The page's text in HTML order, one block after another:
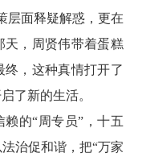
层面释疑解惑，更在
天，周贤伟带着蛋糕
，这种真情打开了
了新的生活。
赖的“周专员”，十五
治促和谐，把“万家